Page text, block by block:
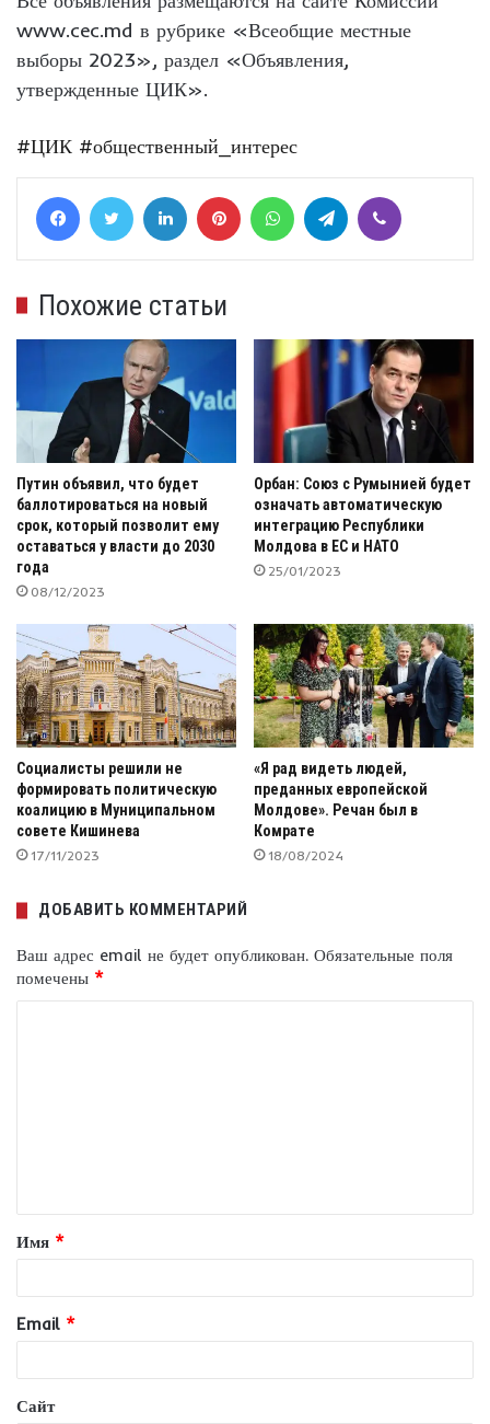
www.cec.md в рубрике «Всеобщие местные
выборы 2023», раздел «Объявления,
утвержденные ЦИК».
#ЦИК #общественный_интерес
FacebookTwitter LinkedIn Pinterest WhatsAppTelegram
Похожие статьи
Путин объявил, что будет
баллотироваться на новый
срок, который позволит ему
оставаться у власти до 2030
года
08/12/2023
Орбан: Союз с Румынией будет
означать автоматическую
интеграцию Республики
Молдова в ЕС и НАТО
25/01/2023
Социалисты решили не
формировать политическую
коалицию в Муниципальном
совете Кишинева
17/11/2023
«Я рад видеть людей,
преданных европейской
Молдове». Речан был в
Комрате
18/08/2024
ДОБАВИТЬ КОММЕНТАРИЙ
Ваш адрес email не будет опубликован. Обязательные поля
помечены *
т
а
и
й
*
Имя *
Email *
Сайт